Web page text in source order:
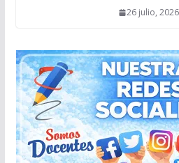
26 julio, 2026